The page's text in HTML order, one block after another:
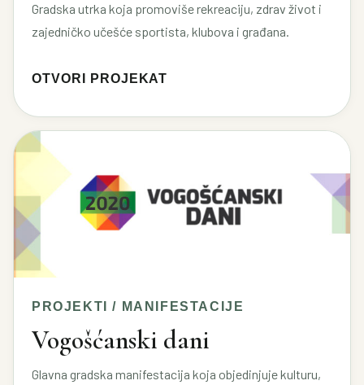
Gradska utrka koja promoviše rekreaciju, zdrav život i
zajedničko učešće sportista, klubova i građana.
OTVORI PROJEKAT
PROJEKTI / MANIFESTACIJE
Vogošćanski dani
Glavna gradska manifestacija koja objedinjuje kulturu,